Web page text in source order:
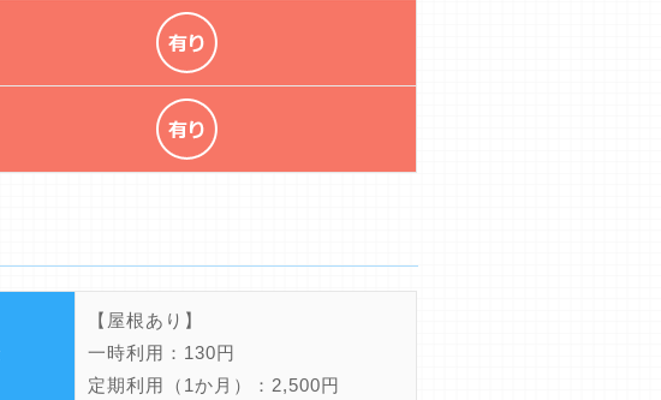
【屋根あり】
一時利用：130円
定期利用（1か月）：2,500円